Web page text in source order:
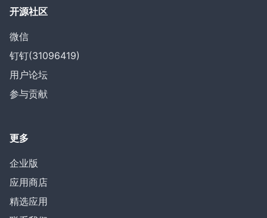
开源社区
微信
钉钉(31096419)
用户论坛
参与贡献
更多
企业版
应用商店
精选应用